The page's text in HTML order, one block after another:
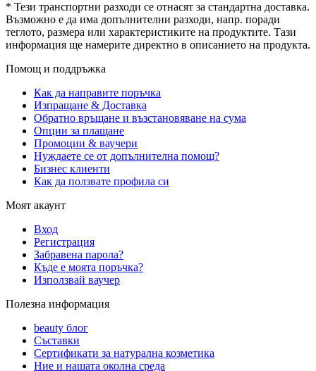
* Тези транспортни разходи се отнасят за стандартна доставка.
Възможно е да има допълнителни разходи, напр. поради
теглото, размера или характеристиките на продуктите. Тази
информация ще намерите директно в описанието на продукта.
Помощ и поддръжка
Как да направите поръчка
Изпращане & Доставка
Обратно връщане и възстановяване на сума
Опции за плащане
Промоции & ваучери
Нуждаете се от допълнителна помощ?
Бизнес клиенти
Как да ползвате профила си
Моят акаунт
Вход
Регистрация
Забравена парола?
Къде е моята поръчка?
Използвай ваучер
Полезна информация
beauty блог
Съставки
Сертификати за натурална козметика
Ние и нашата околна среда